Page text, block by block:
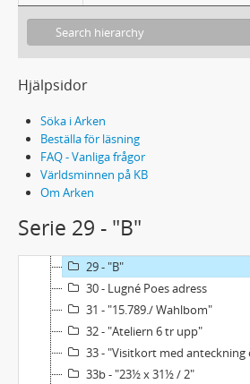
Hjälpsidor
Söka i Arken
Beställa för läsning
FAQ - Vanliga frågor
Världsminnen på KB
Om Arken
Serie 29 - "B"
17 - "Goethe: Faust, 2a D., Goetz, Tasso./
18 - "Herr: Palme./ Skångberg.// Fru
22 - [Struket:]"Luderbruden"
23 - "Äpple:/ Malus=lat/
24 - "Schering"
25 - "1849/ 1857/ 1867/ 1877/
27 - "Femte Akten"
29 - "B"
30 - Lugné Poes adress
31 - "15.789./ Wahlbom"
32 - "Ateliern 6 tr upp"
33 - "Visitkort med
33b - "23½ x 31½ / 2"